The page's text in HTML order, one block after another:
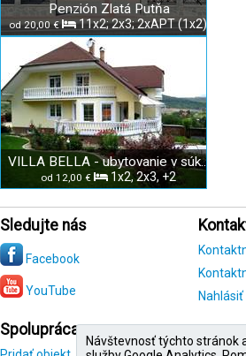
Penzión Zlatá Putňa
od 20,00 € 11x2; 2x3; 2xAPT (1x2)
VILLA BELLA - ubytovanie v súkromí
od 12,00 € 1x2, 2x3, +2
Sledujte nás
Facebook
YouTube
Spolupráca
Návštevnosť týchto stránok